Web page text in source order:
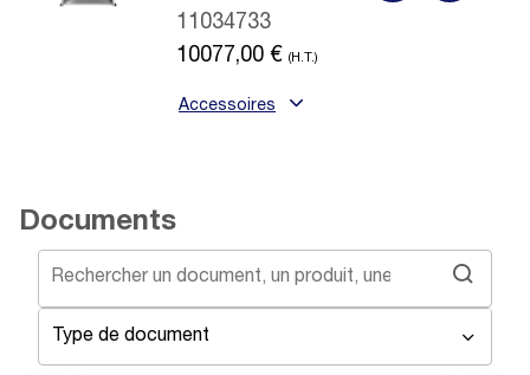
11034733
10077,00 € (H.T.)
Accessoires
Documents
Type de document